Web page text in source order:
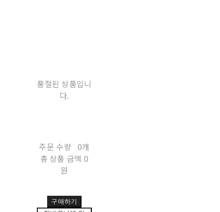
품절된 상품입니
다.
주문 수량 0개
총 상품 금액 0
원
구매하기